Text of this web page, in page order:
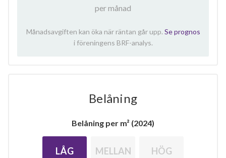
per månad
Månadsavgiften kan öka när räntan går upp. Se prognos
i föreningens BRF-analys.
Belåning
Belåning per m² (2024)
LÅG MELLAN HÖG